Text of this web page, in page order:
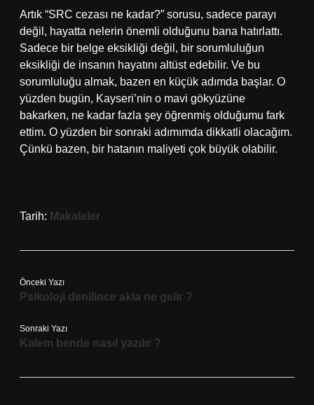
Artık “SRC cezası ne kadar?” sorusu, sadece parayı
değil, hayatta nelerin önemli olduğunu bana hatırlattı.
Sadece bir belge eksikliği değil, bir sorumluluğun
eksikliği de insanın hayatını altüst edebilir. Ve bu
sorumluluğu almak, bazen en küçük adımda başlar. O
yüzden bugün, Kayseri’nin o mavi gökyüzüne
bakarken, ne kadar fazla şey öğrenmiş olduğumu fark
ettim. O yüzden bir sonraki adımımda dikkatli olacağım.
Çünkü bazen, bir hatanın maliyeti çok büyük olabilir.
Tarih: Makaleler
Önceki Yazı
Psikoloji denilince akla ne gelir ?
Sonraki Yazı
Kalem bende nasıl yazılır ?